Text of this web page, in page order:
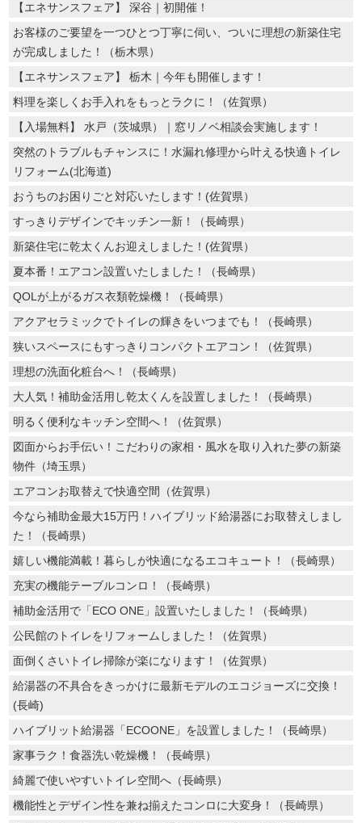
【エネサンスフェア】 深谷｜初開催！
お客様のご要望を一つひとつ丁寧に伺い、ついに理想の新築住宅
が完成しました！（栃木県）
【エネサンスフェア】 栃木｜今年も開催します！
料理を楽しくお手入れをもっとラクに！（佐賀県）
【入場無料】 水戸（茨城県）｜窓リノベ相談会実施します！
突然のトラブルもチャンスに！水漏れ修理から叶える快適トイレ
リフォーム(北海道)
おうちのお困りごと対応いたします！(佐賀県）
すっきりデザインでキッチン一新！（長崎県）
新築住宅に乾太くんお迎えしました！(佐賀県）
夏本番！エアコン設置いたしました！（長崎県）
QOLが上がるガス衣類乾燥機！（長崎県）
アクアセラミックでトイレの輝きをいつまでも！（長崎県）
狭いスペースにもすっきりコンパクトエアコン！（佐賀県）
理想の洗面化粧台へ！（長崎県）
大人気！補助金活用し乾太くんを設置しました！（長崎県）
明るく便利なキッチン空間へ！（佐賀県）
図面からお手伝い！こだわりの家相・風水を取り入れた夢の新築
物件（埼玉県）
エアコンお取替えで快適空間（佐賀県）
今なら補助金最大15万円！ハイブリッド給湯器にお取替えしまし
た！（長崎県）
嬉しい機能満載！暮らしが快適になるエコキュート！（長崎県）
充実の機能テーブルコンロ！（長崎県）
補助金活用で「ECO ONE」設置いたしました！（長崎県）
公民館のトイレをリフォームしました！（佐賀県）
面倒くさいトイレ掃除が楽になります！（佐賀県）
給湯器の不具合をきっかけに最新モデルのエコジョーズに交換！
(長崎)
ハイブリット給湯器「ECOONE」を設置しました！（長崎県）
家事ラク！食器洗い乾燥機！（長崎県）
綺麗で使いやすいトイレ空間へ（長崎県）
機能性とデザイン性を兼ね揃えたコンロに大変身！（長崎県）